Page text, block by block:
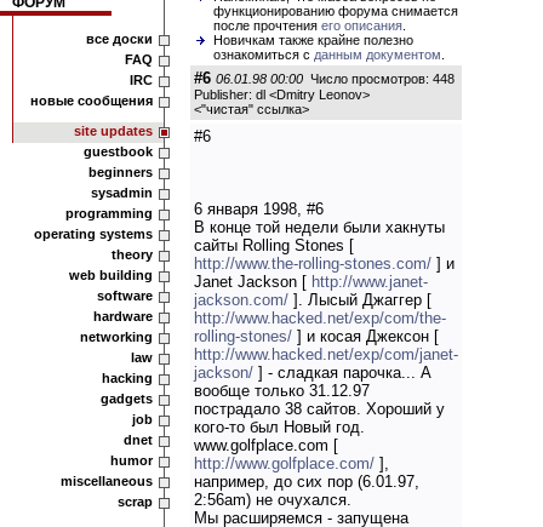
все доски
FAQ
IRC
новые сообщения
site updates
guestbook
beginners
sysadmin
programming
operating systems
theory
web building
software
hardware
networking
law
hacking
gadgets
job
dnet
humor
miscellaneous
scrap
функционированию форума снимается
после прочтения его описания
Новичкам также крайне полезно
ознакомиться с данным документом
#6 06.01.98 00:00 Число просмотров: 448
Publisher: dl <Dmitry Leonov>
<"чистая" ссылка>
#6
6 января 1998, #6
В конце той недели были хакнуты
сайты Rolling Stones [
http://www.the-rolling-stones.com/ ] и
Janet Jackson [ http://www.janet-
jackson.com/ ]. Лысый Джаггер [
http://www.hacked.net/exp/com/the-
rolling-stones/ ] и косая Джексон [
http://www.hacked.net/exp/com/janet-
jackson/ ] - сладкая парочка... А
вообще только 31.12.97
пострадало 38 сайтов. Хороший у
кого-то был Новый год.
www.golfplace.com [
http://www.golfplace.com/ ],
например, до сих пор (6.01.97,
2:56am) не очухался.
Мы расширяемся - запущена